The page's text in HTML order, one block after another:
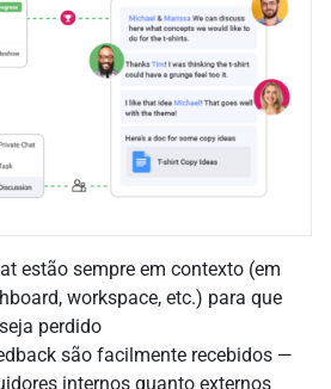
estão sempre em contexto (em
workspace, etc.) para que
perdido
são facilmente recebidos —
internos quanto externos